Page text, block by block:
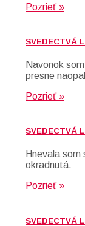
Pozrieť »
SVEDECTVÁ
Navonok
presne
Pozrieť »
SVEDECTVÁ
Hnevala
okradnutá.
Pozrieť »
SVEDECTVÁ